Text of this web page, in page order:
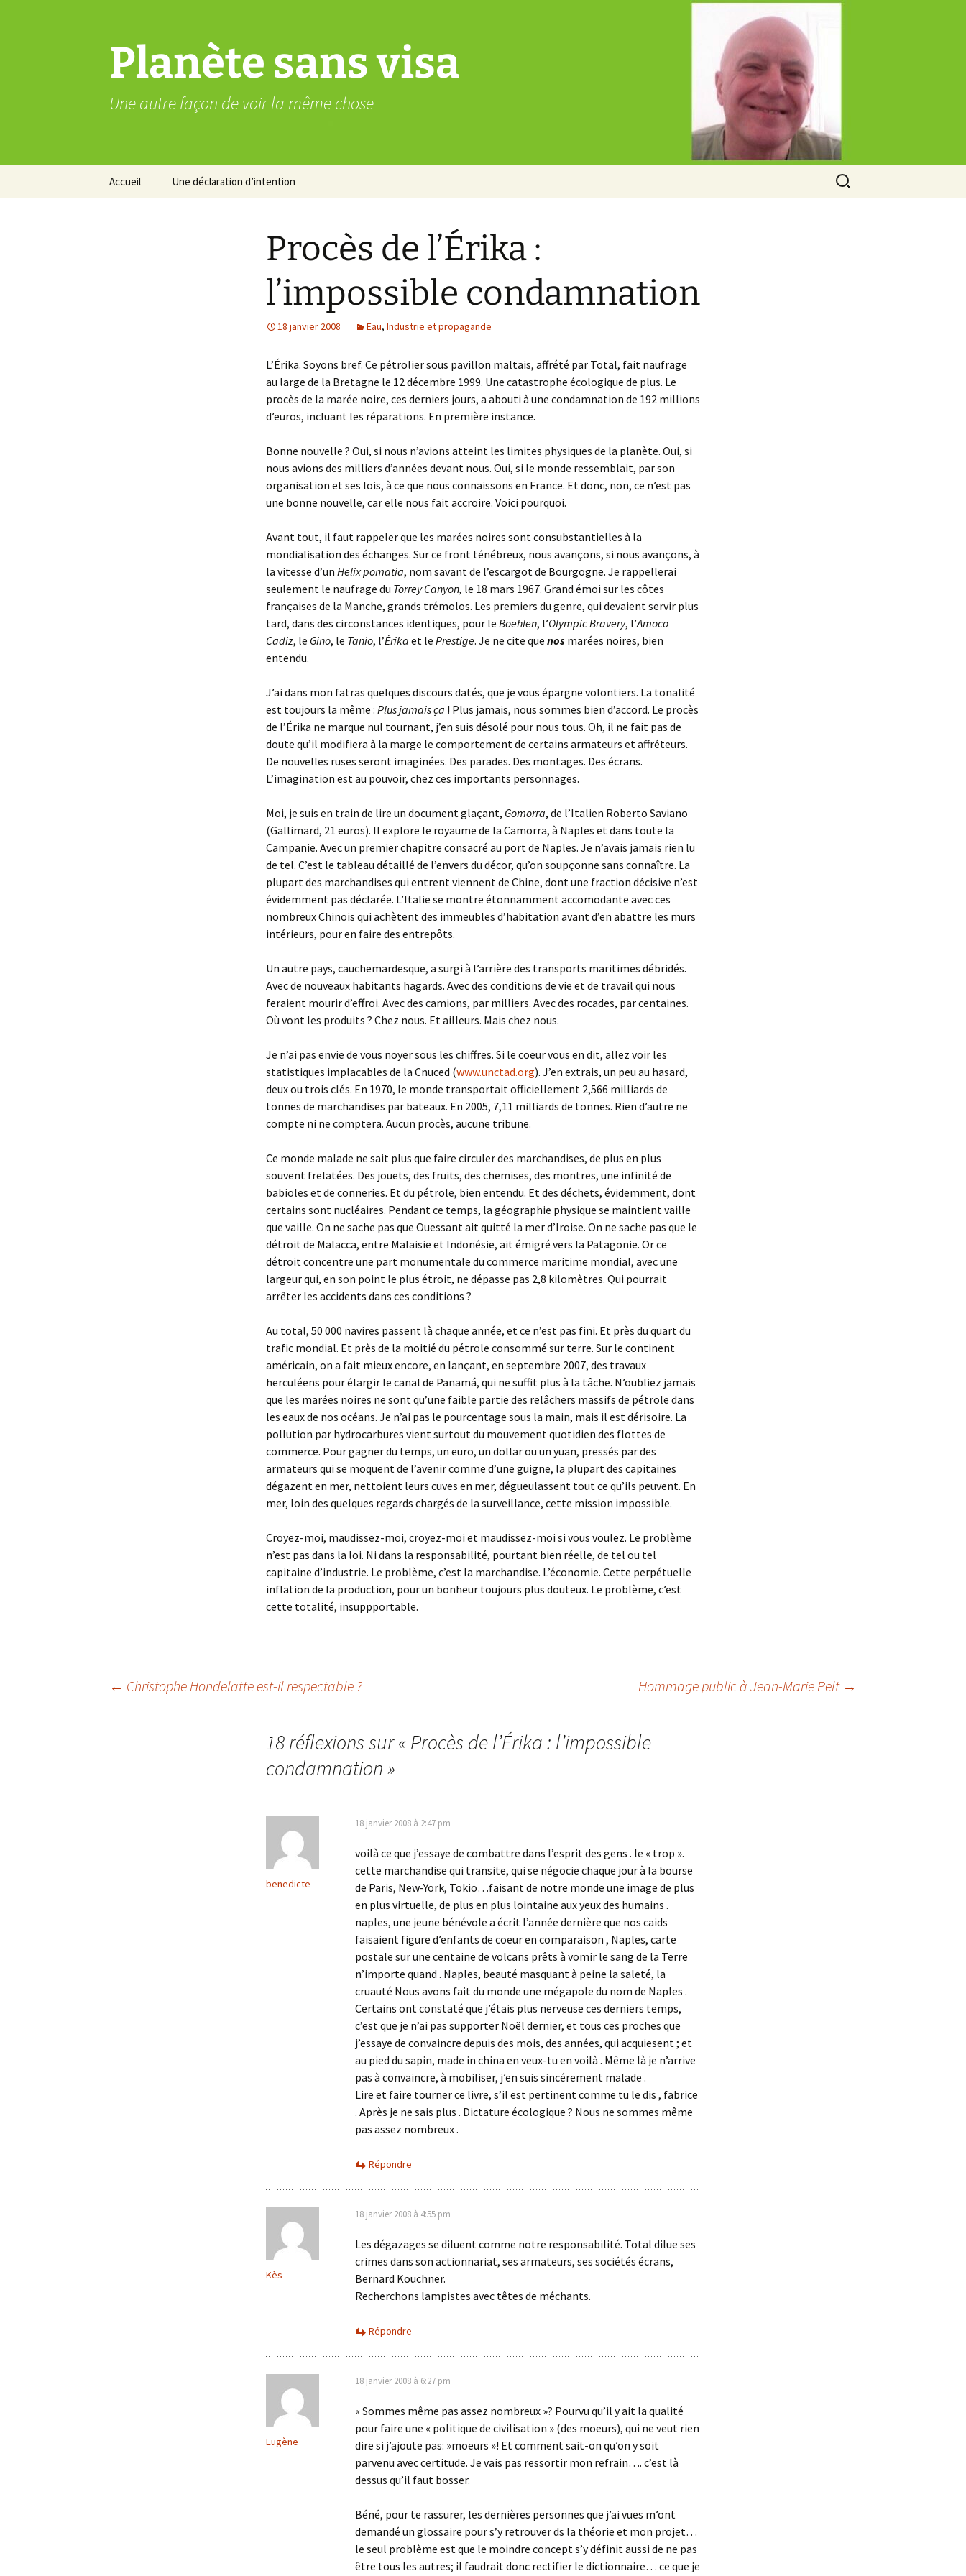
Planète sans visa
Une autre façon de voir la même chose
Accueil Une déclaration d’intention
Rechercher :
Procès de l’Érika :
l’impossible condamnation
18 janvier 2008 Eau, Industrie et propagande
L’Érika. Soyons bref. Ce pétrolier sous pavillon maltais, affrété par Total, fait naufrage
au large de la Bretagne le 12 décembre 1999. Une catastrophe écologique de plus. Le
procès de la marée noire, ces derniers jours, a abouti à une condamnation de 192 millions
d’euros, incluant les réparations. En première instance.
Bonne nouvelle ? Oui, si nous n’avions atteint les limites physiques de la planète. Oui, si
nous avions des milliers d’années devant nous. Oui, si le monde ressemblait, par son
organisation et ses lois, à ce que nous connaissons en France. Et donc, non, ce n’est pas
une bonne nouvelle, car elle nous fait accroire. Voici pourquoi.
Avant tout, il faut rappeler que les marées noires sont consubstantielles à la
mondialisation des échanges. Sur ce front ténébreux, nous avançons, si nous avançons, à
la vitesse d’un Helix pomatia, nom savant de l’escargot de Bourgogne. Je rappellerai
seulement le naufrage du Torrey Canyon, le 18 mars 1967. Grand émoi sur les côtes
françaises de la Manche, grands trémolos. Les premiers du genre, qui devaient servir plus
tard, dans des circonstances identiques, pour le Boehlen, l’Olympic Bravery, l’Amoco
Cadiz, le Gino, le Tanio, l’Érika et le Prestige. Je ne cite que nos marées noires, bien
entendu.
J’ai dans mon fatras quelques discours datés, que je vous épargne volontiers. La tonalité
est toujours la même : Plus jamais ça ! Plus jamais, nous sommes bien d’accord. Le procès
de l’Érika ne marque nul tournant, j’en suis désolé pour nous tous. Oh, il ne fait pas de
doute qu’il modifiera à la marge le comportement de certains armateurs et affréteurs.
De nouvelles ruses seront imaginées. Des parades. Des montages. Des écrans.
L’imagination est au pouvoir, chez ces importants personnages.
Moi, je suis en train de lire un document glaçant, Gomorra, de l’Italien Roberto Saviano
(Gallimard, 21 euros). Il explore le royaume de la Camorra, à Naples et dans toute la
Campanie. Avec un premier chapitre consacré au port de Naples. Je n’avais jamais rien lu
de tel. C’est le tableau détaillé de l’envers du décor, qu’on soupçonne sans connaître. La
plupart des marchandises qui entrent viennent de Chine, dont une fraction décisive n’est
évidemment pas déclarée. L’Italie se montre étonnamment accomodante avec ces
nombreux Chinois qui achètent des immeubles d’habitation avant d’en abattre les murs
intérieurs, pour en faire des entrepôts.
Un autre pays, cauchemardesque, a surgi à l’arrière des transports maritimes débridés.
Avec de nouveaux habitants hagards. Avec des conditions de vie et de travail qui nous
feraient mourir d’effroi. Avec des camions, par milliers. Avec des rocades, par centaines.
Où vont les produits ? Chez nous. Et ailleurs. Mais chez nous.
Je n’ai pas envie de vous noyer sous les chiffres. Si le coeur vous en dit, allez voir les
statistiques implacables de la Cnuced (www.unctad.org). J’en extrais, un peu au hasard,
deux ou trois clés. En 1970, le monde transportait officiellement 2,566 milliards de
tonnes de marchandises par bateaux. En 2005, 7,11 milliards de tonnes. Rien d’autre ne
compte ni ne comptera. Aucun procès, aucune tribune.
Ce monde malade ne sait plus que faire circuler des marchandises, de plus en plus
souvent frelatées. Des jouets, des fruits, des chemises, des montres, une infinité de
babioles et de conneries. Et du pétrole, bien entendu. Et des déchets, évidemment, dont
certains sont nucléaires. Pendant ce temps, la géographie physique se maintient vaille
que vaille. On ne sache pas que Ouessant ait quitté la mer d’Iroise. On ne sache pas que le
détroit de Malacca, entre Malaisie et Indonésie, ait émigré vers la Patagonie. Or ce
détroit concentre une part monumentale du commerce maritime mondial, avec une
largeur qui, en son point le plus étroit, ne dépasse pas 2,8 kilomètres. Qui pourrait
arrêter les accidents dans ces conditions ?
Au total, 50 000 navires passent là chaque année, et ce n’est pas fini. Et près du quart du
trafic mondial. Et près de la moitié du pétrole consommé sur terre. Sur le continent
américain, on a fait mieux encore, en lançant, en septembre 2007, des travaux
herculéens pour élargir le canal de Panamá, qui ne suffit plus à la tâche. N’oubliez jamais
que les marées noires ne sont qu’une faible partie des relâchers massifs de pétrole dans
les eaux de nos océans. Je n’ai pas le pourcentage sous la main, mais il est dérisoire. La
pollution par hydrocarbures vient surtout du mouvement quotidien des flottes de
commerce. Pour gagner du temps, un euro, un dollar ou un yuan, pressés par des
armateurs qui se moquent de l’avenir comme d’une guigne, la plupart des capitaines
dégazent en mer, nettoient leurs cuves en mer, dégueulassent tout ce qu’ils peuvent. En
mer, loin des quelques regards chargés de la surveillance, cette mission impossible.
Croyez-moi, maudissez-moi, croyez-moi et maudissez-moi si vous voulez. Le problème
n’est pas dans la loi. Ni dans la responsabilité, pourtant bien réelle, de tel ou tel
capitaine d’industrie. Le problème, c’est la marchandise. L’économie. Cette perpétuelle
inflation de la production, pour un bonheur toujours plus douteux. Le problème, c’est
cette totalité, insuppportable.
Navigation
← Christophe Hondelatte est-il respectable ? Hommage public à Jean-Marie Pelt →
18 réflexions sur « Procès de l’Érika : l’impossible
condamnation»
benedicte
18 janvier 2008 à 2:47 pm
voilà ce que j’essaye de combattre dans l’esprit des gens . le « trop ».
cette marchandise qui transite, qui se négocie chaque jour à la bourse
de Paris, New-York, Tokio…faisant de notre monde une image de plus
en plus virtuelle, de plus en plus lointaine aux yeux des humains .
naples, une jeune bénévole a écrit l’année dernière que nos caids
faisaient figure d’enfants de coeur en comparaison , Naples, carte
postale sur une centaine de volcans prêts à vomir le sang de la Terre
n’importe quand . Naples, beauté masquant à peine la saleté, la
cruauté Nous avons fait du monde une mégapole du nom de Naples .
Certains ont constaté que j’étais plus nerveuse ces derniers temps,
c’est que je n’ai pas supporter Noël dernier, et tous ces proches que
j’essaye de convaincre depuis des mois, des années, qui acquiesent ; et
au pied du sapin, made in china en veux-tu en voilà . Même là je n’arrive
pas à convaincre, à mobiliser, j’en suis sincérement malade .
Lire et faire tourner ce livre, s’il est pertinent comme tu le dis , fabrice
. Après je ne sais plus . Dictature écologique ? Nous ne sommes même
pas assez nombreux .
Répondre
Kès
18 janvier 2008 à 4:55 pm
Les dégazages se diluent comme notre responsabilité. Total dilue ses
crimes dans son actionnariat, ses armateurs, ses sociétés écrans,
Bernard Kouchner.
Recherchons lampistes avec têtes de méchants.
Répondre
Eugène
18 janvier 2008 à 6:27 pm
« Sommes même pas assez nombreux »? Pourvu qu’il y ait la qualité
pour faire une « politique de civilisation » (des moeurs), qui ne veut rien
dire si j’ajoute pas: »moeurs »! Et comment sait-on qu’on y soit
parvenu avec certitude. Je vais pas ressortir mon refrain…. c’est là
dessus qu’il faut bosser.
Béné, pour te rassurer, les dernières personnes que j’ai vues m’ont
demandé un glossaire pour s’y retrouver ds la théorie et mon projet…
le seul problème est que le moindre concept s’y définit aussi de ne pas
être tous les autres; il faudrait donc rectifier le dictionnaire… ce que je